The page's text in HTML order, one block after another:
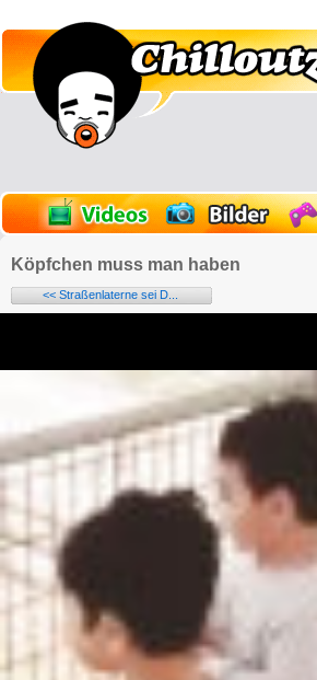
Köpfchen muss man haben
<< Straßenlaterne sei D...